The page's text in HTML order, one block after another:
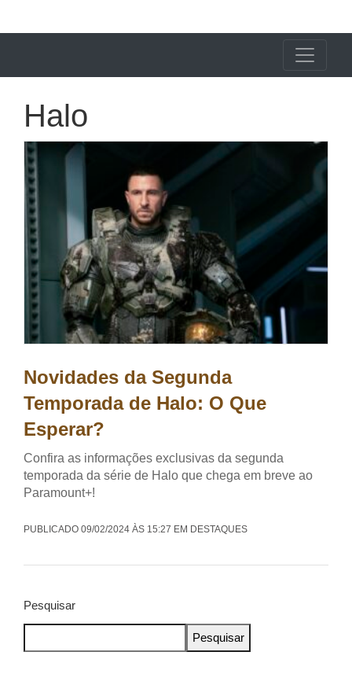
Halo
Novidades da Segunda
Temporada de Halo: O Que
Esperar?
Confira as informações exclusivas da segunda
temporada da série de Halo que chega em breve ao
Paramount+!
PUBLICADO 09/02/2024 ÀS 15:27 EM DESTAQUES
Pesquisar
Pesquisar